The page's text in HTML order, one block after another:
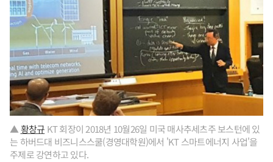
▲황창규 KT 회장이 2018년 10월26일 미국 매사추세츠주 보스턴에 있
는 하버드대 비즈니스스쿨(경영대학원)에서 'KT 스마트에너지 사업'을
주제로 강연하고 있다.